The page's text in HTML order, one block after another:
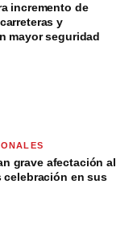
incremento de
y
mayor seguridad
grave afectación al
celebración en sus